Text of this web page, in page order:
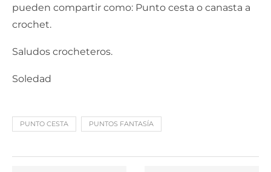
pueden compartir como: Punto cesta o canasta a
crochet.
Saludos crocheteros.
Soledad
PUNTO CESTA PUNTOS FANTASÍA